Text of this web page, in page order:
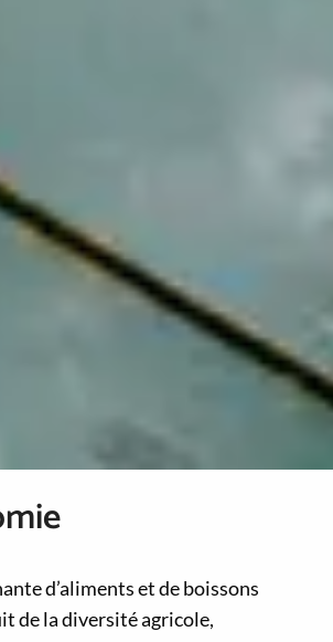
d’aliments et de boissons
de la diversité agricole,